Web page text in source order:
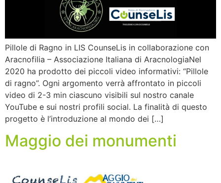
Pillole di Ragno in LIS CounseLis in collaborazione con
Aracnofilia – Associazione Italiana di AracnologiaNel
2020 ha prodotto dei piccoli video informativi: “Pillole
di ragno”. Ogni argomento verrà affrontato in piccoli
video di 2-3 min ciascuno visibili sul nostro canale
YouTube e sui nostri profili social. La finalità di questo
progetto è l’introduzione al mondo dei […]
Maggio dei monumenti